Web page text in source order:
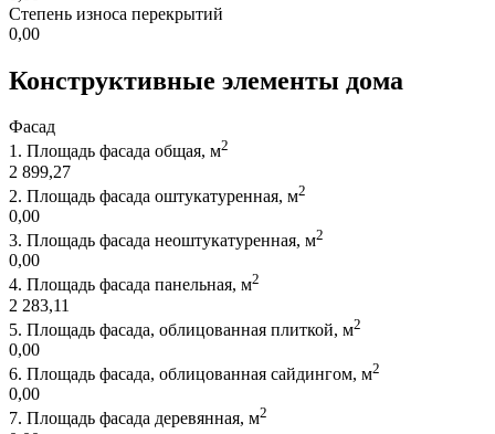
Степень износа перекрытий
0,00
Конструктивные элементы дома
Фасад
1. Площадь фасада общая, м2
2 899,27
2. Площадь фасада оштукатуренная, м2
0,00
3. Площадь фасада неоштукатуренная, м2
0,00
4. Площадь фасада панельная, м2
2 283,11
5. Площадь фасада, облицованная плиткой, м2
0,00
6. Площадь фасада, облицованная сайдингом, м2
0,00
7. Площадь фасада деревянная, м2